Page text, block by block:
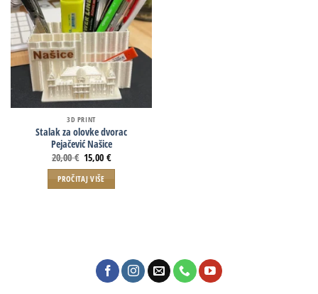
3D PRINT
Stalak za olovke dvorac
Pejačević Našice
20,00€ 15,00€
PROČITAJ VIŠE